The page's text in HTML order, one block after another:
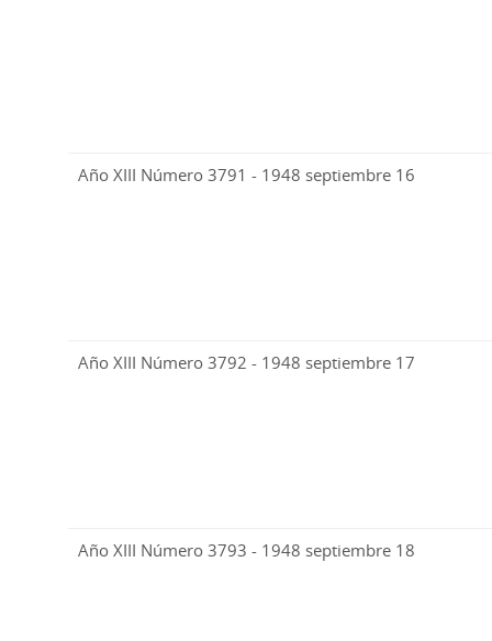
Año XIII Número 3791 - 1948 septiembre 16
Año XIII Número 3792 - 1948 septiembre 17
Año XIII Número 3793 - 1948 septiembre 18